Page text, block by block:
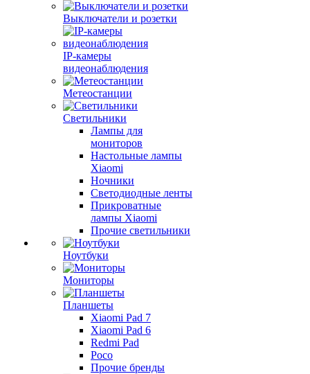
Выключатели и розетки
IP-камеры
видеонаблюдения
Метеостанции
Светильники
Лампы для
мониторов
Настольные лампы
Xiaomi
Ночники
Светодиодные ленты
Прикроватные
лампы Xiaomi
Прочие светильники
Ноутбуки
Мониторы
Планшеты
Xiaomi Pad 7
Xiaomi Pad 6
Redmi Pad
Poco
Прочие бренды